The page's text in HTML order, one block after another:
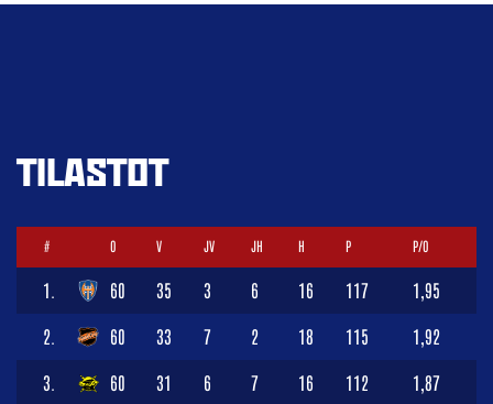
TILASTOT
# O V JV JH H P P/O
1. 60 35 3 6 16 117 1,95
2. 60 33 7 2 18 115 1,92
3. 60 31 6 7 16 112 1,87